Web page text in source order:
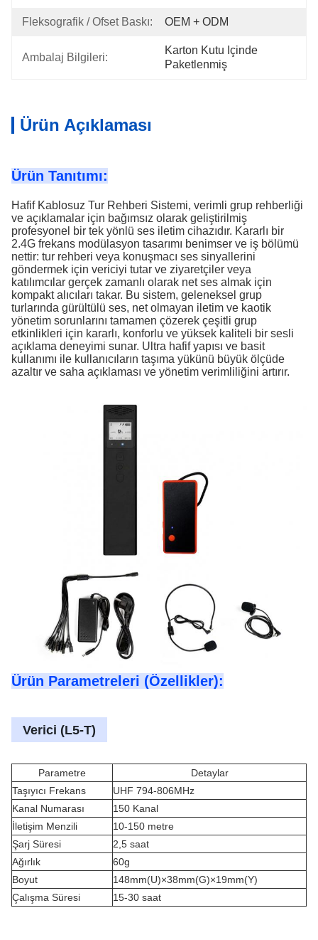
Fleksografik / Ofset Baskı: OEM + ODM
Ambalaj Bilgileri:
Karton Kutu Içinde
Paketlenmiş
Ürün Açıklaması
Ürün Tanıtımı:
Hafif Kablosuz Tur Rehberi Sistemi, verimli grup rehberliği
ve açıklamalar için bağımsız olarak geliştirilmiş
profesyonel bir tek yönlü ses iletim cihazıdır. Kararlı bir
2.4G frekans modülasyon tasarımı benimser ve iş bölümü
nettir: tur rehberi veya konuşmacı ses sinyallerini
göndermek için vericiyi tutar ve ziyaretçiler veya
katılımcılar gerçek zamanlı olarak net ses almak için
kompakt alıcıları takar. Bu sistem, geleneksel grup
turlarında gürültülü ses, net olmayan iletim ve kaotik
yönetim sorunlarını tamamen çözerek çeşitli grup
etkinlikleri için kararlı, konforlu ve yüksek kaliteli bir sesli
açıklama deneyimi sunar. Ultra hafif yapısı ve basit
kullanımı ile kullanıcıların taşıma yükünü büyük ölçüde
azaltır ve saha açıklaması ve yönetim verimliliğini artırır.
Ürün Parametreleri (Özellikler):
Verici (L5-T)
Parametre
Detaylar
Taşıyıcı Frekans
UHF 794-806MHz
Kanal Numarası
150 Kanal
İletişim Menzili
10-150 metre
Şarj Süresi
2,5 saat
Ağırlık
60g
Boyut
148mm(U)×38mm(G)×19mm(Y)
Çalışma Süresi
15-30 saat